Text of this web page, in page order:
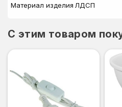
Материал изделия ЛДСП
C этим товаром